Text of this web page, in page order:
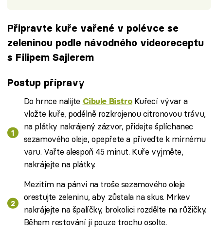
Připravte kuře vařené v polévce se
zeleninou podle návodného videoreceptu
s Filipem Sajlerem
Failed to fetch
Postup přípravy
Do hrnce nalijte Cibule BistroKuřecí vývar a
vložte kuře, podélně rozkrojenou citronovou trávu,
na plátky nakrájený zázvor, přidejte šplíchanec
sezamového oleje, opepřete a přiveďte k mírnému
varu. Vařte alespoň 45 minut. Kuře vyjměte,
nakrájejte na plátky.
Mezitím na pánvi na troše sezamového oleje
orestujte zeleninu, aby zůstala na skus. Mrkev
nakrájejte na špalíčky, brokolici rozdělte na růžičky.
Během restování ji pouze trochu osolte.